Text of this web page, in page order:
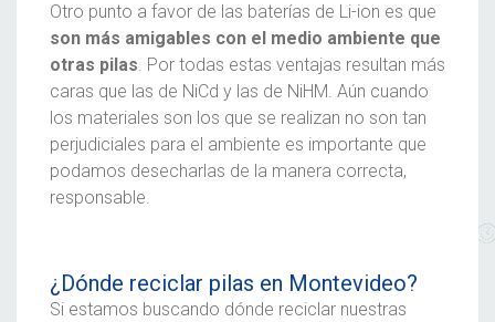
Otro punto a favor de las baterías de Li-ion es que
son más amigables con el medio ambiente que
otras pilas. Por todas estas ventajas resultan más
caras que las de NiCd y las de NiHM. Aún cuando
los materiales son los que se realizan no son tan
perjudiciales para el ambiente es importante que
podamos desecharlas de la manera correcta,
responsable.
¿Dónde reciclar pilas en Montevideo?
Si estamos buscando dónde reciclar nuestras